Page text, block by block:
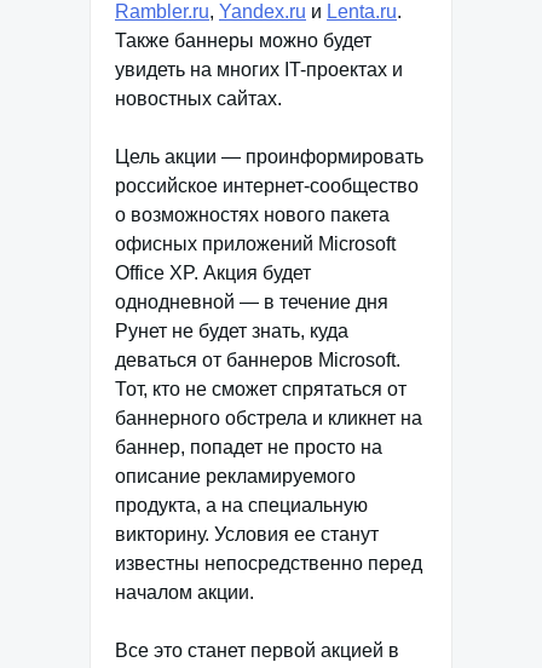
Rambler.ru, Yandex.ru и Lenta.ru.
Также баннеры можно будет
увидеть на многих IT-проектах и
новостных сайтах.
Цель акции — проинформировать
российское интернет-сообщество
о возможностях нового пакета
офисных приложений Microsoft
Office XP. Акция будет
однодневной — в течение дня
Рунет не будет знать, куда
деваться от баннеров Microsoft.
Тот, кто не сможет спрятаться от
баннерного обстрела и кликнет на
баннер, попадет не просто на
описание рекламируемого
продукта, а на специальную
викторину. Условия ее станут
известны непосредственно перед
началом акции.
Все это станет первой акцией в